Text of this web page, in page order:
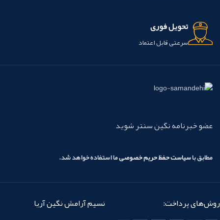
تحویل فوری
سرعتی قابل اعتماد
عضو خبرنامه نگین سنتر شوید
مطابق باسیاست حفظ حریم خصوصیما استفاده خواهد شد.
روش‌های پرداخت:
نسیم آرامش نگین آریا